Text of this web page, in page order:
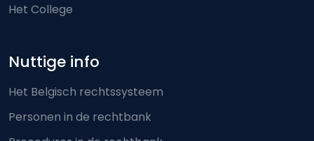
Het College
Nuttige info
Het Belgisch rechtssysteem
Personen in de rechtbank